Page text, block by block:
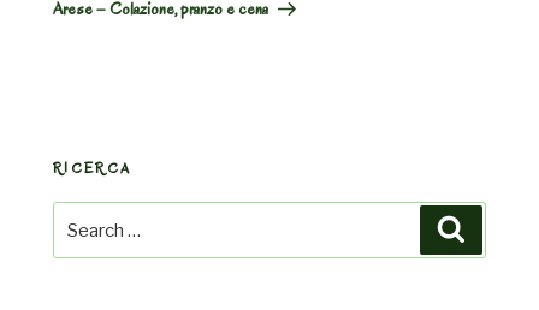
Arese – Colazione, pranzo e cena
RICERCA
Search
for: